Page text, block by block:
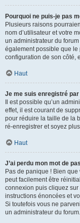
Pourquoi ne puis-je pas
Plusieurs raisons
nom d’utilisateur et votre
un administrateur du
également possible que le
configuration de son côté,
Haut
Je me suis enregistré
Il est possible qu’un
effet, il est courant de
pour réduire la taille de la
ré-enregistrer et soyez
Haut
J’ai perdu mon mot de
Pas de panique ! Bien
peut facilement être
connexion puis cliquez sur
instructions énoncées et
Si toutefois vous ne
un administrateur du forum.